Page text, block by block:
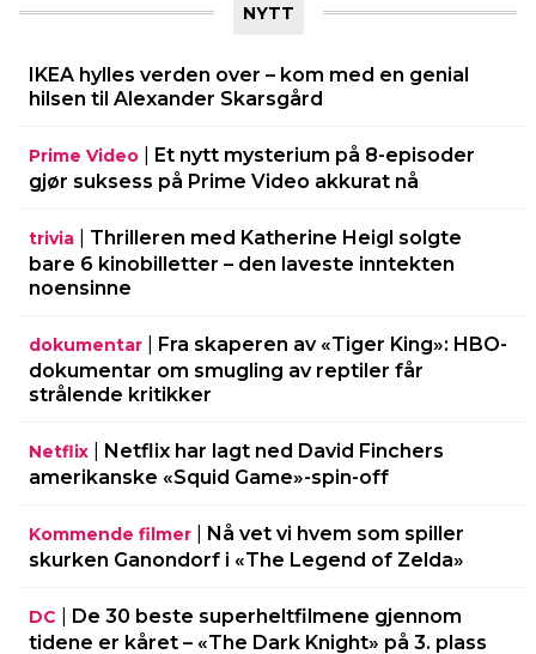
NYTT
IKEA hylles verden over – kom med en genial
hilsen til Alexander Skarsgård
Prime Video
Et nytt mysterium på 8-episoder
gjør suksess på Prime Video akkurat nå
trivia
Thrilleren med Katherine Heigl solgte
bare 6 kinobilletter – den laveste inntekten
noensinne
dokumentar
Fra skaperen av «Tiger King»: HBO-
dokumentar om smugling av reptiler får
strålende kritikker
Netflix
Netflix har lagt ned David Finchers
amerikanske «Squid Game»-spin-off
Kommende filmer
Nå vet vi hvem som spiller
skurken Ganondorf i «The Legend of Zelda»
DC
De 30 beste superheltfilmene gjennom
tidene er kåret – «The Dark Knight» på 3. plass